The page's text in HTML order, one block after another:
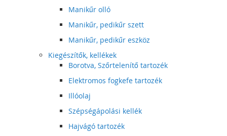
Manikűr olló
Manikűr, pedikűr szett
Manikűr, pedikűr eszköz
Kiegészítők, kellékek
Borotva, Szőrtelenítő tartozék
Elektromos fogkefe tartozék
Illóolaj
Szépségápolási kellék
Hajvágó tartozék